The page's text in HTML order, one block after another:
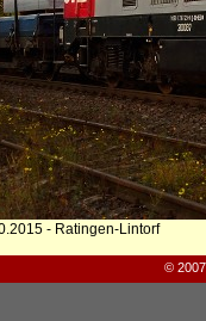
- Ratingen-Lintorf
©